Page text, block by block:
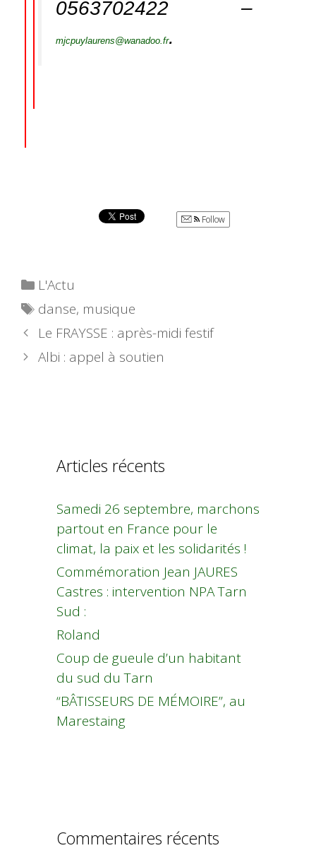
0563702422 –
mjcpuylaurens@wanadoo.fr.
Follow
Catégories
L'Actu
Étiquettes
danse, musique
Le FRAYSSE : après-midi festif
Albi : appel à soutien
Articles récents
Samedi 26 septembre, marchons
partout en France pour le
climat, la paix et les solidarités !
Commémoration Jean JAURES
Castres : intervention NPA Tarn
Sud :
Roland
Coup de gueule d’un habitant
du sud du Tarn
“BÂTISSEURS DE MÉMOIRE”, au
Marestaing
Commentaires récents